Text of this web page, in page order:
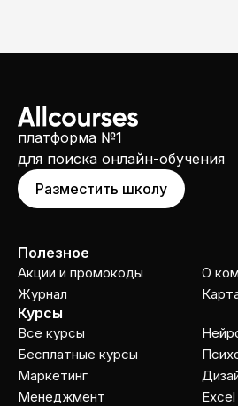
платформа №1
для поиска онлайн-обучения
Разместить школу
Полезное
Акции и промокоды
Журнал
О
Курсы
Все курсы
Бесплатные курсы
Маркетинг
Менеджмент
Excel